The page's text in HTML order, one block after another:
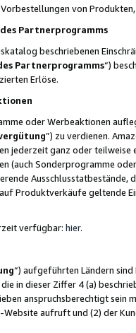
von
Partnerprogramms
beschriebenen
Partnerprogramms“)
Erlöse.
oder Werbeaktionen
”) zu verdienen.
jederzeit ganz oder
(auch Sonderprogramme
Ausschlusstatbestände,
Produktverkäufe geltende
verfügbar: hier.
“) aufgeführten Ländern
die in dieser Ziffer 4 (a)
anspruchsberechtigt sein
aufruft und (2) der